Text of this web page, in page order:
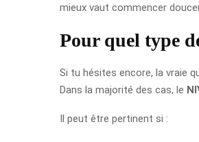
mieux vaut commencer
Pour quel type
Si tu hésites encore, la vraie
Dans la majorité des cas, le
Il peut être pertinent si :